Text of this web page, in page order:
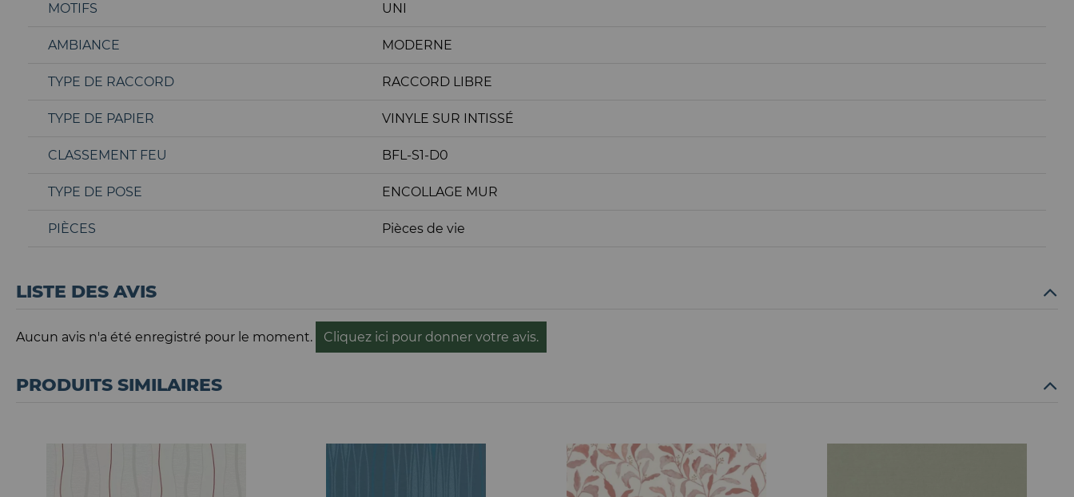
MOTIFS UNI
AMBIANCE MODERNE
TYPE DE RACCORD RACCORD LIBRE
TYPE DE PAPIER VINYLE SUR INTISSÉ
CLASSEMENT FEU BFL-S1-D0
TYPE DE POSE ENCOLLAGE MUR
PIÈCES Pièces de vie
LISTE DES AVIS
Aucun avis n'a été enregistré pour le moment. Cliquez ici pour donner votre avis.
PRODUITS SIMILAIRES